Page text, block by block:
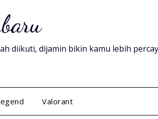
diikuti, dijamin bikin kamu lebih
Valorant